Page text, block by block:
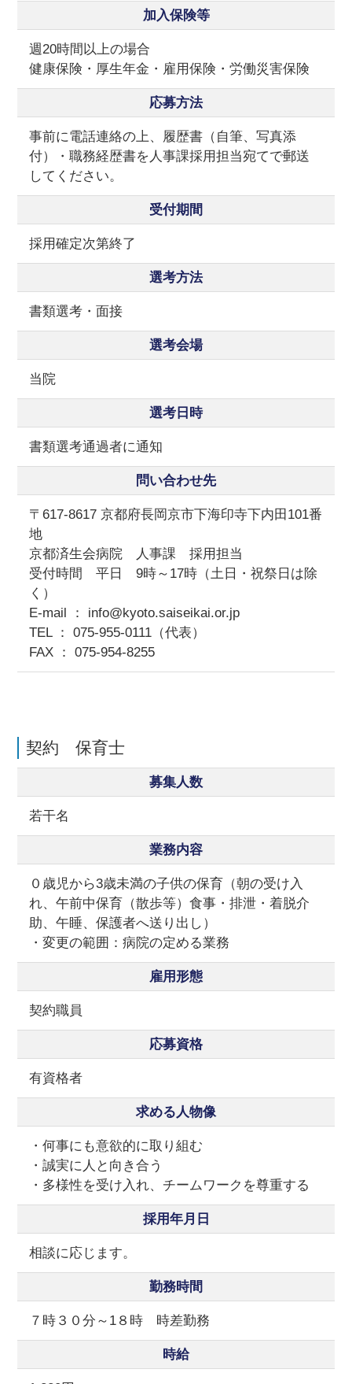
加入保険等
週20時間以上の場合
健康保険・厚生年金・雇用保険・労働災害保険
応募方法
事前に電話連絡の上、履歴書（自筆、写真添
付）・職務経歴書を人事課採用担当宛てで郵送
してください。
受付期間
採用確定次第終了
選考方法
書類選考・面接
選考会場
当院
選考日時
書類選考通過者に通知
問い合わせ先
〒617-8617 京都府長岡京市下海印寺下内田101番
地
京都済生会病院 人事課 採用担当
受付時間 平日 9時～17時（土日・祝祭日は除
く）
E-mail ： info@kyoto.saiseikai.or.jp
TEL ：075-955-0111 （代表）
FAX ： 075-954-8255
契約 保育士
募集人数
若干名
業務内容
０歳児から3歳未満の子供の保育（朝の受け入
れ、午前中保育（散歩等）食事・排泄・着脱介
助、午睡、保護者へ送り出し）
・変更の範囲：病院の定める業務
雇用形態
契約職員
応募資格
有資格者
求める人物像
・何事にも意欲的に取り組む
・誠実に人と向き合う
・多様性を受け入れ、チームワークを尊重する
採用年月日
相談に応じます。
勤務時間
７時３０分～1８時 時差勤務
時給